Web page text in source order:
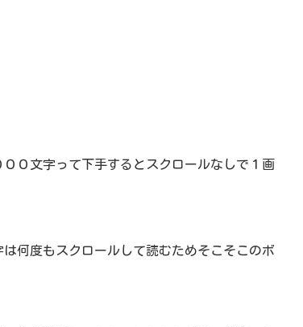
０文字って下手するとスクロールなしで１画
何度もスクロールして読むためそこそこのボ